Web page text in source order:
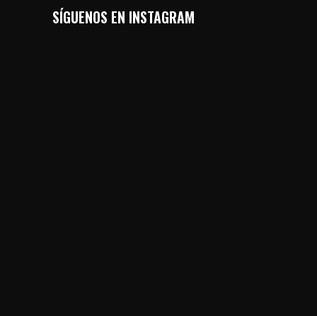
SÍGUENOS EN INSTAGRAM